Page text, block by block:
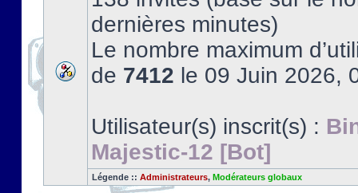
dernières minutes)
Le nombre maximum
de 7412 le 09 Juin 2026,
Utilisateur(s) inscrit(s) :
Majestic-12 [Bot]
Légende :: Administrateurs, Modérateurs globaux